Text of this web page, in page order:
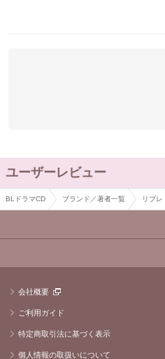
ユーザーレビュー
BLドラマCD ブランド／著者一覧 リブレ
会社概要
ご利用ガイド
特定商取引法に基づく表示
個人情報の取扱いについて